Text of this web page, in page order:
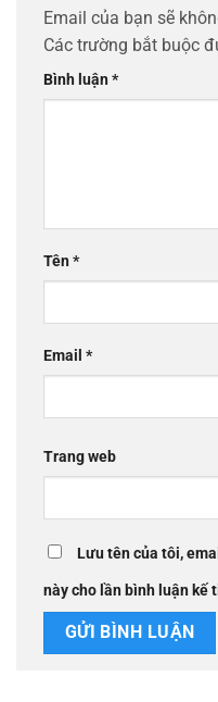
Email của bạn sẽ
Các trường bắt buộc
Bình luận*
Tên*
Email *
Trang web
Lưu tên của tôi,
này cho lần bình luận kế